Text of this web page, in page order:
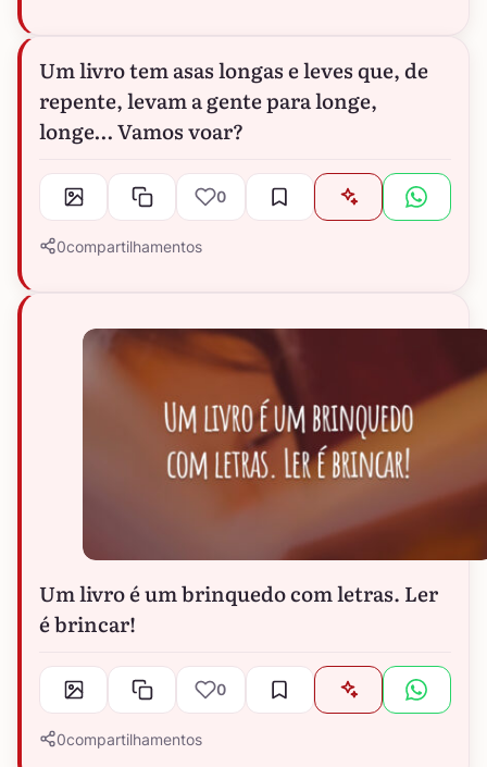
Um livro tem asas longas e leves que, de
repente, levam a gente para longe,
longe… Vamos voar?
0
0compartilhamentos
Um livro é um brinquedo com letras. Ler
é brincar!
0
0compartilhamentos